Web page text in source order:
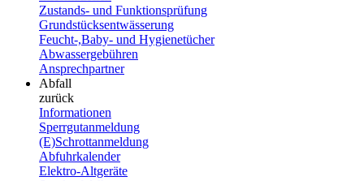
Zustands- und Funktionsprüfung
Grundstücksentwässerung
Feucht-,Baby- und Hygienetücher
Abwassergebühren
Ansprechpartner
Abfall
zurück
Informationen
Sperrgutanmeldung
(E)Schrottanmeldung
Abfuhrkalender
Elektro-Altgeräte